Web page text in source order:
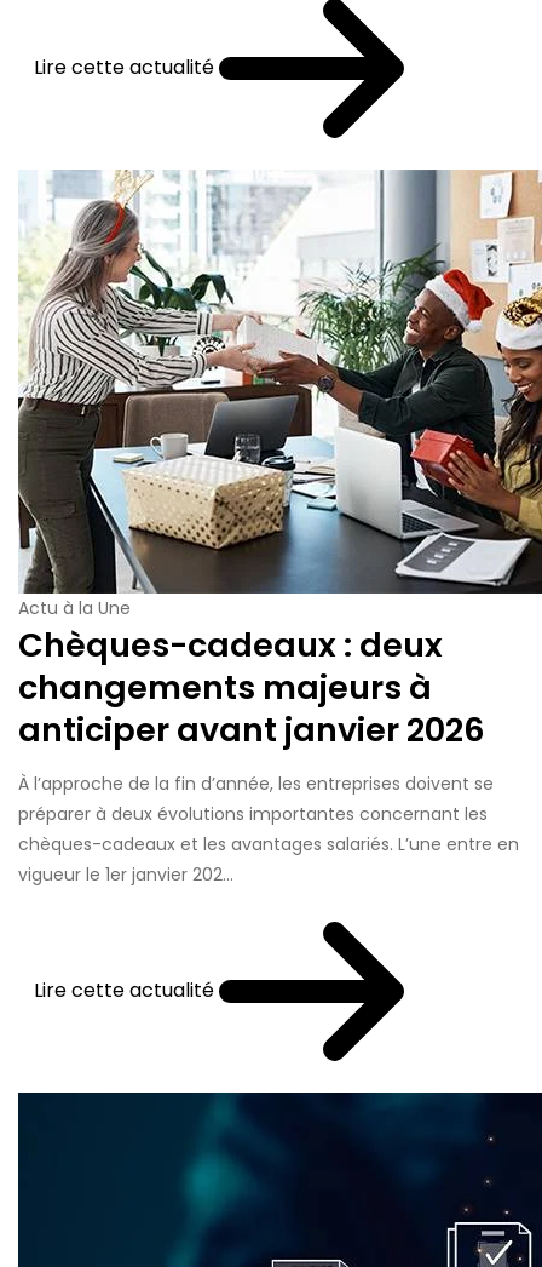
Lire cette actualité
Actu à la Une
Chèques-cadeaux : deux
changements majeurs à
anticiper avant janvier 2026
À l’approche de la fin d’année, les entreprises doivent se
préparer à deux évolutions importantes concernant les
chèques-cadeaux et les avantages salariés. L’une entre en
vigueur le 1er janvier 202...
Lire cette actualité